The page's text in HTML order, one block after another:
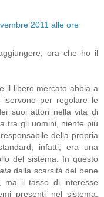
2011 alle ore
ora che ho il
il libero mercato abbia a
per regolare le
suoi attori nella vita di
tra gli uomini, niente più
della propria
infatti, era una
del sistema. In questo
dalla scarsità del bene
ma il tasso di interesse
presenti nel sistema,